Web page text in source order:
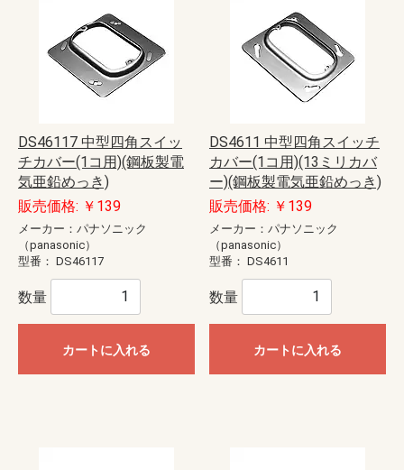
DS46117 中型四角スイッ
チカバー(1コ用)(鋼板製電
気亜鉛めっき)
販売価格: ￥139
メーカー：パナソニック
（panasonic）
型番： DS46117
数量
カートに入れる
DS4611 中型四角スイッチ
カバー(1コ用)(13ミリカバ
ー)(鋼板製電気亜鉛めっき)
販売価格: ￥139
メーカー：パナソニック
（panasonic）
型番： DS4611
数量
カートに入れる